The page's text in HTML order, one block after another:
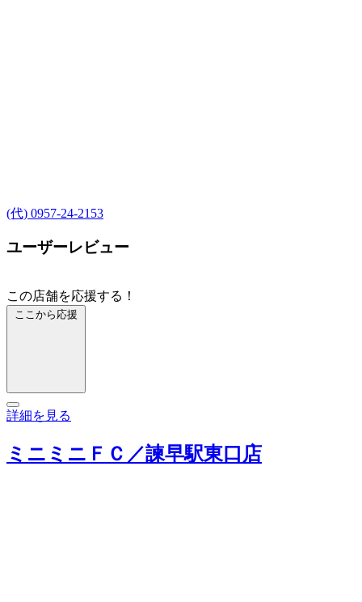
(代) 0957-24-2153
ユーザーレビュー
この店舗を応援する！
ここから応援
詳細を見る
ミニミニＦＣ／諫早駅東口店